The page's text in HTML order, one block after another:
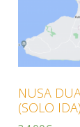
NUSA
(SOLO